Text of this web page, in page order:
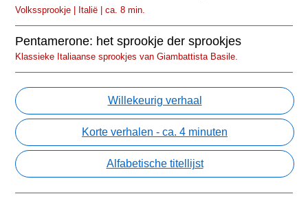
Volkssprookje | Italië | ca. 8 min.
Pentamerone: het sprookje der sprookjes
Klassieke Italiaanse sprookjes van Giambattista Basile.
Willekeurig verhaal
Korte verhalen - ca. 4 minuten
Alfabetische titellijst